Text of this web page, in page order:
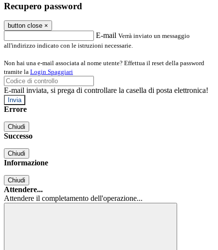
Recupero password
button close ×
E-mail Verrà inviato un messaggio
all'indirizzo indicato con le istruzioni necessarie.
Non hai una e-mail associata al nome utente? Effettua il reset della password
tramite la Login Spaggiari
E-mail inviata, si prega di controllare la casella di posta elettronica!
Errore
Chiudi
Successo
Chiudi
Informazione
Chiudi
Attendere...
Attendere il completamento dell'operazione...